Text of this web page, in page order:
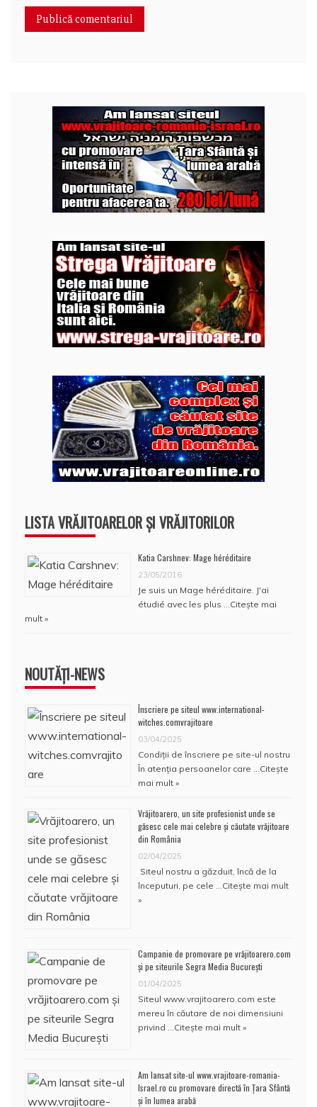
LISTA VRĂJITOARELOR ȘI VRĂJITORILOR
Katia Carshnev: Mage héréditaire
23/05/2016
Je suis un Mage héréditaire. J'ai
étudié avec les plus … Citește mai
mult »
NOUTĂȚI-NEWS
Înscriere pe siteul www.international-
witches.comvrajitoare
03/04/2025
Condiţii de înscriere pe site-ul nostru
În atenţia persoanelor care … Citește
mai mult »
Vrăjitoarero, un site profesionist unde se
găsesc cele mai celebre și căutate vrăjitoare
din România
02/04/2025
Siteul nostru a găzduit, încă de la
începuturi, pe cele … Citește mai mult
»
Campanie de promovare pe vrăjitoarero.com
și pe siteurile Segra Media București
01/04/2025
Siteul www.vrajitoarero.com este
mereu în căutare de noi dimensiuni
privind … Citește mai mult »
Am lansat site-ul www.vrajitoare-romania-
Israel.ro cu promovare directă în Țara Sfântă
și în lumea arabă